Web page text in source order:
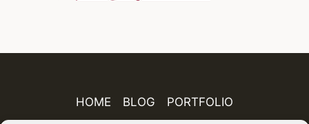
HOME BLOG PORTFOLIO